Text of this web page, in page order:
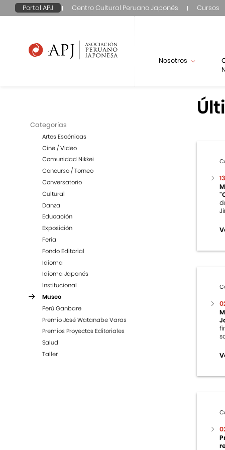
Portal APJ Centro Cultural Peruano Japonés Cursos
Nosotros
Categorías
Artes Escénicas
Cine / Video
Comunidad Nikkei
Concurso / Torneo
Conversatorio
Cultural
Danza
Educación
Exposición
Feria
Fondo Editorial
Idioma
Idioma Japonés
Institucional
Museo
Perú Ganbare
Premio José Watanabe Varas
Premios Proyectos Editoriales
Salud
Taller